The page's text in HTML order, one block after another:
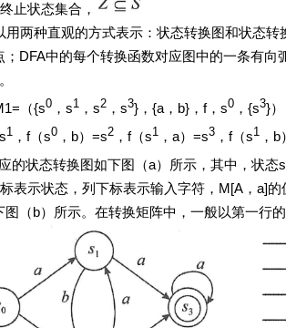
止状态集合，
种直观的方式表示：状态转换图和状态转
；DFA中的每个转换函数对应图中的一条有向
1=（{s0， s1， s2， s3}，{a， b}， f， s0，{s3}
s1， f（s0， b）=s2， f（s1， a）=s3， f（s1， b
的状态转换图如下图（a）所示，其中，状态s
表示状态，列下标表示输入字符， M[A， a]的
图（b）所示。在转换矩阵中，一般以第一行